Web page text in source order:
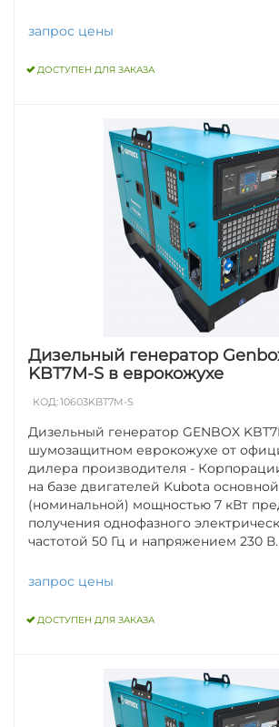
запрос цены
ДОСТУПЕН ДЛЯ ЗАКАЗА
Дизельный генератор
KBT7M-S в еврокожухе
КОД:10603KBT7M-S
Дизельный генератор GENBOX
шумозащитном еврокожухе от
дилера производителя -
на базе двигателей Kubota основной
(номинальной) мощностью 7 кВт
получения однофазного
частотой 50 Гц и напряжением 230
запрос цены
ДОСТУПЕН ДЛЯ ЗАКАЗА